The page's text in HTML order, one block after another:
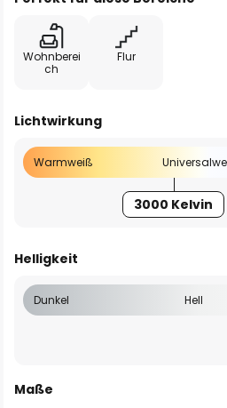
Wohnberei
ch
Flur
Lichtwirkung
Warmweiß
3000 Kelvin
Helligkeit
Dunkel Hell
Maße